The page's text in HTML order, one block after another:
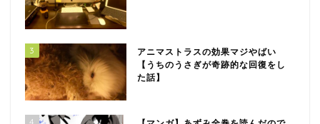
3
アニマストラスの効果マジやばい
【うちのうさぎが奇跡的な回復をし
た話】
4